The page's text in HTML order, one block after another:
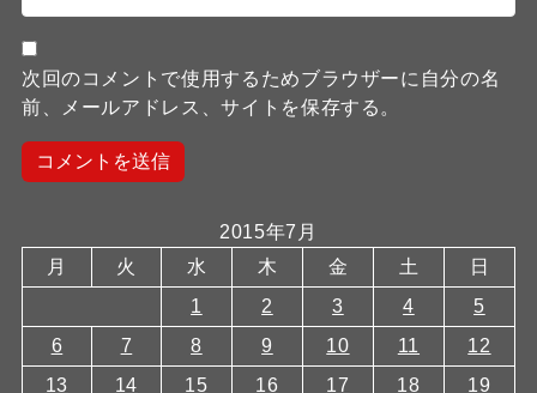
次回のコメントで使用するためブラウザーに自分の名
前、メールアドレス、サイトを保存する。
2015年7月
月
火 水 木 金 土
日
1
2 3 4
5
6
7 8 9 10 11
12
13
14 15 16 17 18
19